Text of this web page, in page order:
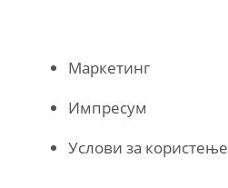
Маркетинг
Импресум
Услови за користење